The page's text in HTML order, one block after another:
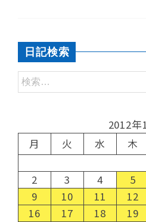
日記検索
2012年
月
火 水 木
2
3 4 5
9
10 11 12
16
17 18 19